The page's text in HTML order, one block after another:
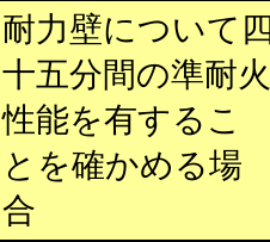
耐力壁について
十五分間の準耐火
性能を有するこ
とを確かめる場
合